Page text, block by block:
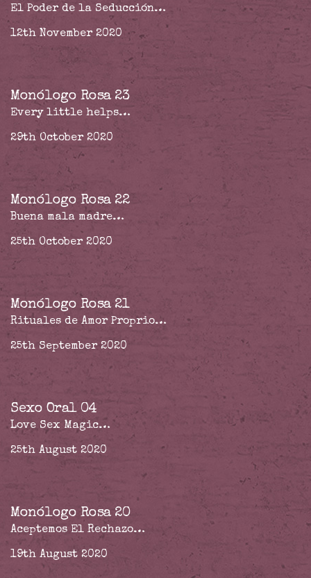
El Poder de la Seducción…
12th November 2020
Monólogo Rosa 23
Every little helps…
29th October 2020
Monólogo Rosa 22
Buena mala madre…
25th October 2020
Monólogo Rosa 21
Rituales de Amor Proprio…
25th September 2020
Sexo Oral 04
Love Sex Magic…
25th August 2020
Monólogo Rosa 20
Aceptemos El Rechazo…
19th August 2020